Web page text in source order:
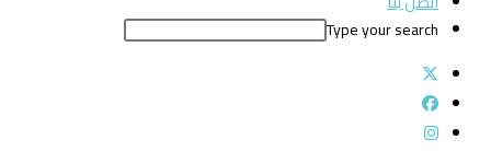
Type your search